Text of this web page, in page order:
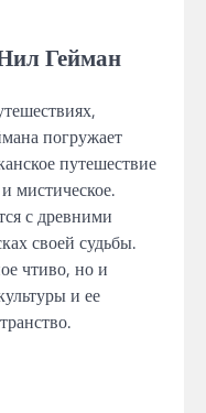
Гейман
погружает
путешествие
мистическое.
с древними
своей судьбы.
чтиво, но и
и ее